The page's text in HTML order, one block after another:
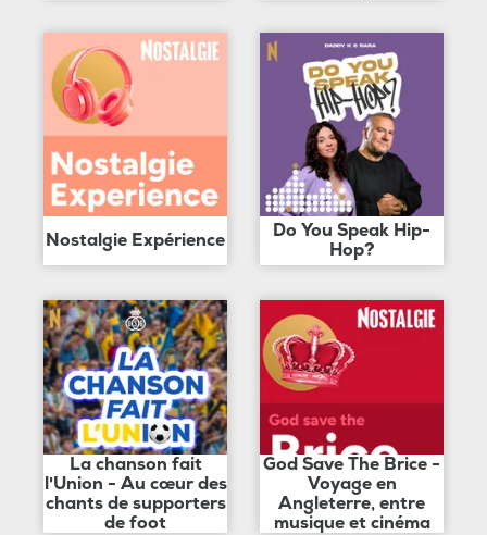
Nostalgie Expérience
Do You Speak Hip-
Hop?
La chanson fait
l'Union - Au cœur des
chants de supporters
de foot
God Save The Brice -
Voyage en
Angleterre, entre
musique et cinéma